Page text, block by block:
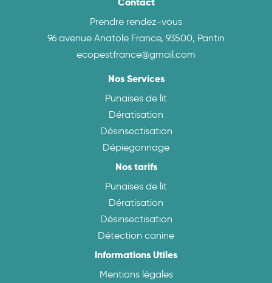
Prendre rendez-vous
96 avenue Anatole France, 93500, Pantin
ecopestfrance@gmail.com
Nos Services
Punaises de lit
Dératisation
Désinsectisation
Dépiegonnage
Nos tarifs
Punaises de lit
Dératisation
Désinsectisation
Détection canine
Informations Utiles
Mentions légales